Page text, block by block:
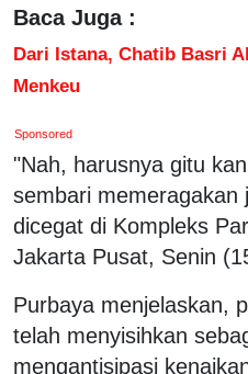
Baca Juga :
Dari Istana, Chatib Basri
Menkeu
Sponsored
"Nah, harusnya gitu
sembari memeragakan
dicegat di Kompleks
Jakarta Pusat, Senin
Purbaya menjelaskan,
telah menyisihkan
mengantisipasi